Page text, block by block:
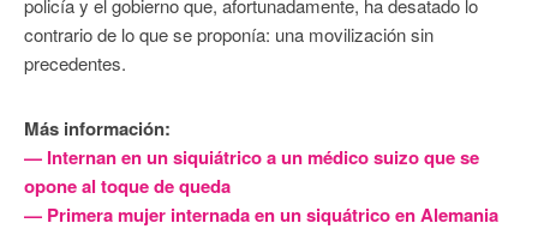
policía y el gobierno que, afortunadamente, ha desatado lo
contrario de lo que se proponía: una movilización sin
precedentes.
Más información:
— Internan en un siquiátrico a un médico suizo que se
opone al toque de queda
— Primera mujer internada en un siquátrico en Alemania